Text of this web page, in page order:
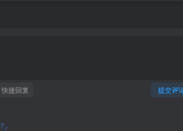
提交评
快捷回复